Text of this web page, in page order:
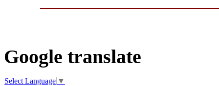
Google translate
Select Language ▼